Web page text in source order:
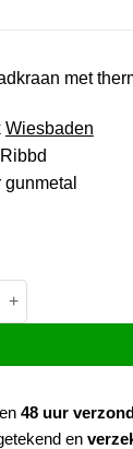
met
Wiesbaden
gunmetal
48 uur
en